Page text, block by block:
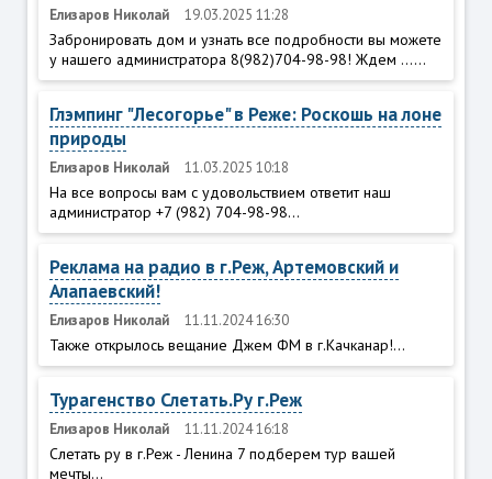
Елизаров Николай 19.03.2025 11:28
Забронировать дом и узнать все подробности вы можете
у нашего администратора 8(982)704-98-98! Ждем ......
Глэмпинг "Лесогорье" в Реже: Роскошь на лоне
природы
Елизаров Николай 11.03.2025 10:18
На все вопросы вам с удовольствием ответит наш
администратор +7 (982) 704-98-98...
Реклама на радио в г.Реж, Артемовский и
Алапаевский!
Елизаров Николай 11.11.2024 16:30
Также открылось вещание Джем ФМ в г.Качканар!...
Турагенство Слетать.Ру г.Реж
Елизаров Николай 11.11.2024 16:18
Слетать ру в г.Реж - Ленина 7 подберем тур вашей
мечты...